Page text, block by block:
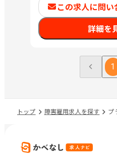
この求人に問い
詳細を
1
トップ 障害雇用求人を探す プ